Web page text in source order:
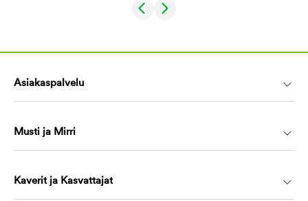
Asiakaspalvelu
Musti ja Mirri
Kaverit ja Kasvattajat